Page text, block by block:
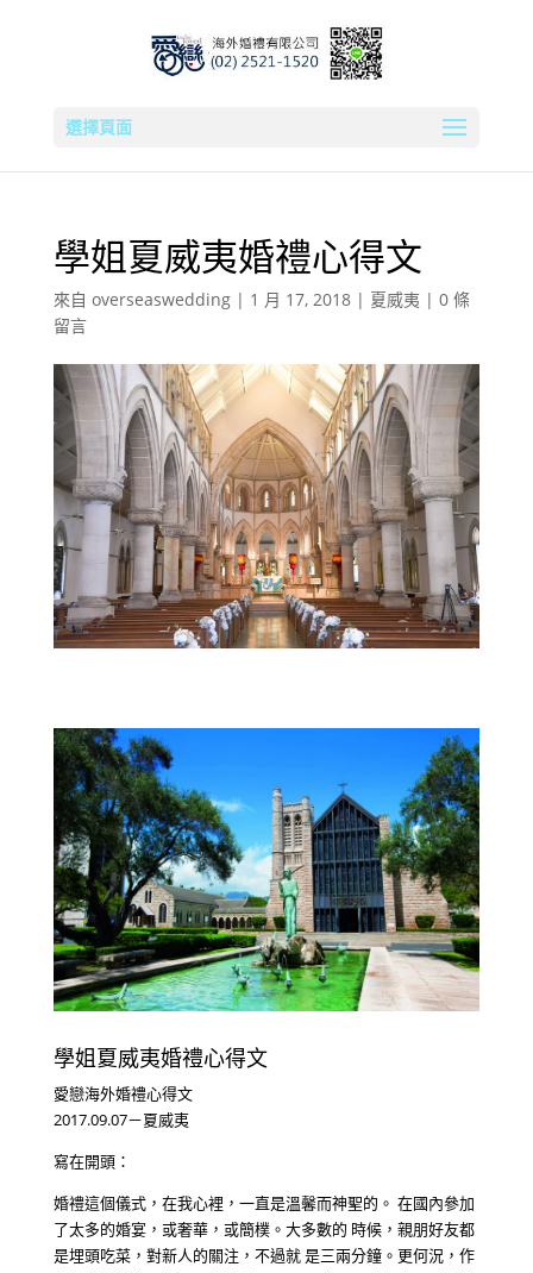
選擇頁面
學姐夏威夷婚禮心得文
來自 overseaswedding| 1 月 17, 2018| 夏威夷 | 0 條
留言
學姐夏威夷婚禮心得文
愛戀海外婚禮心得文
2017.09.07－夏威夷
寫在開頭：
婚禮這個儀式，在我心裡，一直是溫馨而神聖的。 在國內參加
了太多的婚宴，或奢華，或簡樸。大多數的 時候，親朋好友都
是埋頭吃菜，對新人的關注，不過就 是三兩分鐘。更何況，作